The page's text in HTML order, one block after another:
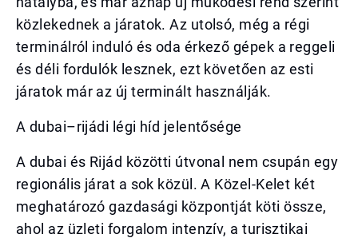
közlekednek a járatok. Az utolsó, még a régi
terminálról induló és oda érkező gépek a reggeli
és déli fordulók lesznek, ezt követően az esti
járatok már az új terminált használják.
A dubai–rijádi légi híd jelentősége
A dubai és Rijád közötti útvonal nem csupán egy
regionális járat a sok közül. A Közel-Kelet két
meghatározó gazdasági központját köti össze,
ahol az üzleti forgalom intenzív, a turisztikai